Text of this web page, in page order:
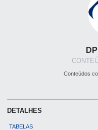
Conteúdos
DETALHES
TABELAS